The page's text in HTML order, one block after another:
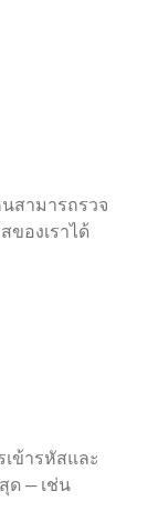
สามารถรวจ
องเราได้
เข้ารหัสและ
ด — เช่น